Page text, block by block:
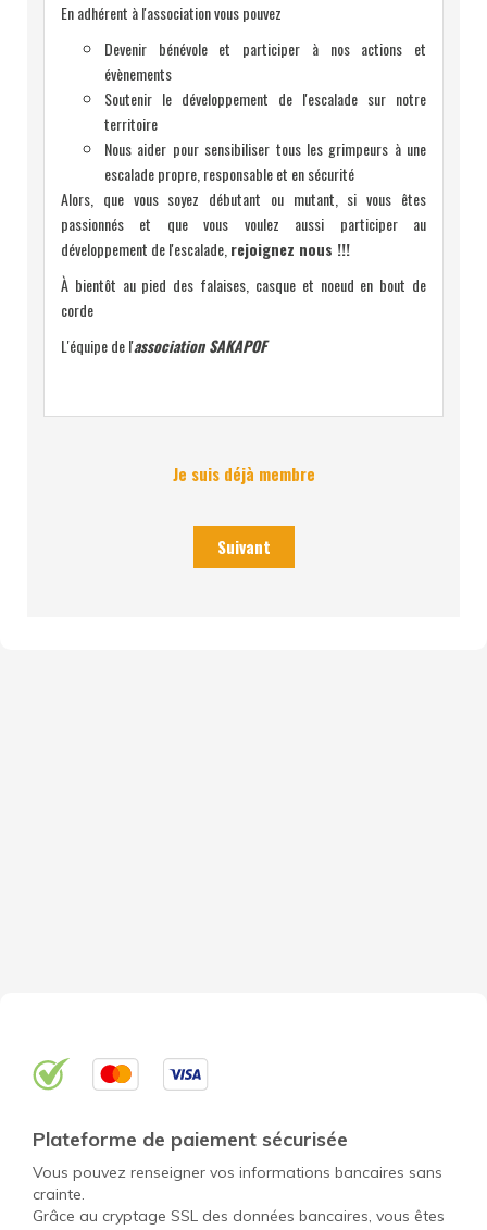
En adhérent à l'association vous pouvez
Devenir bénévole et participer à nos actions et
évènements
Soutenir le développement de l'escalade sur notre
territoire
Nous aider pour sensibiliser tous les grimpeurs à une
escalade propre, responsable et en sécurité
Alors, que vous soyez débutant ou mutant, si vous êtes
passionnés et que vous voulez aussi participer au
développement de l'escalade, rejoignez nous !!!
À bientôt au pied des falaises, casque et noeud en bout de
corde
L'équipe de l'association SAKAPOF
Je suis déjà membre
Suivant
Plateforme de paiement sécurisée
Vous pouvez renseigner vos informations bancaires sans
crainte.
Grâce au cryptage SSL des données bancaires, vous êtes